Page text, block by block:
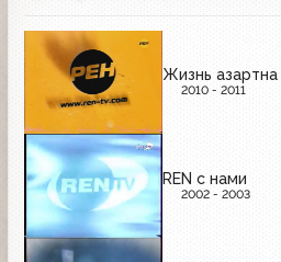
Жизнь азартна
2010 - 2011
REN с нами
2002 - 2003